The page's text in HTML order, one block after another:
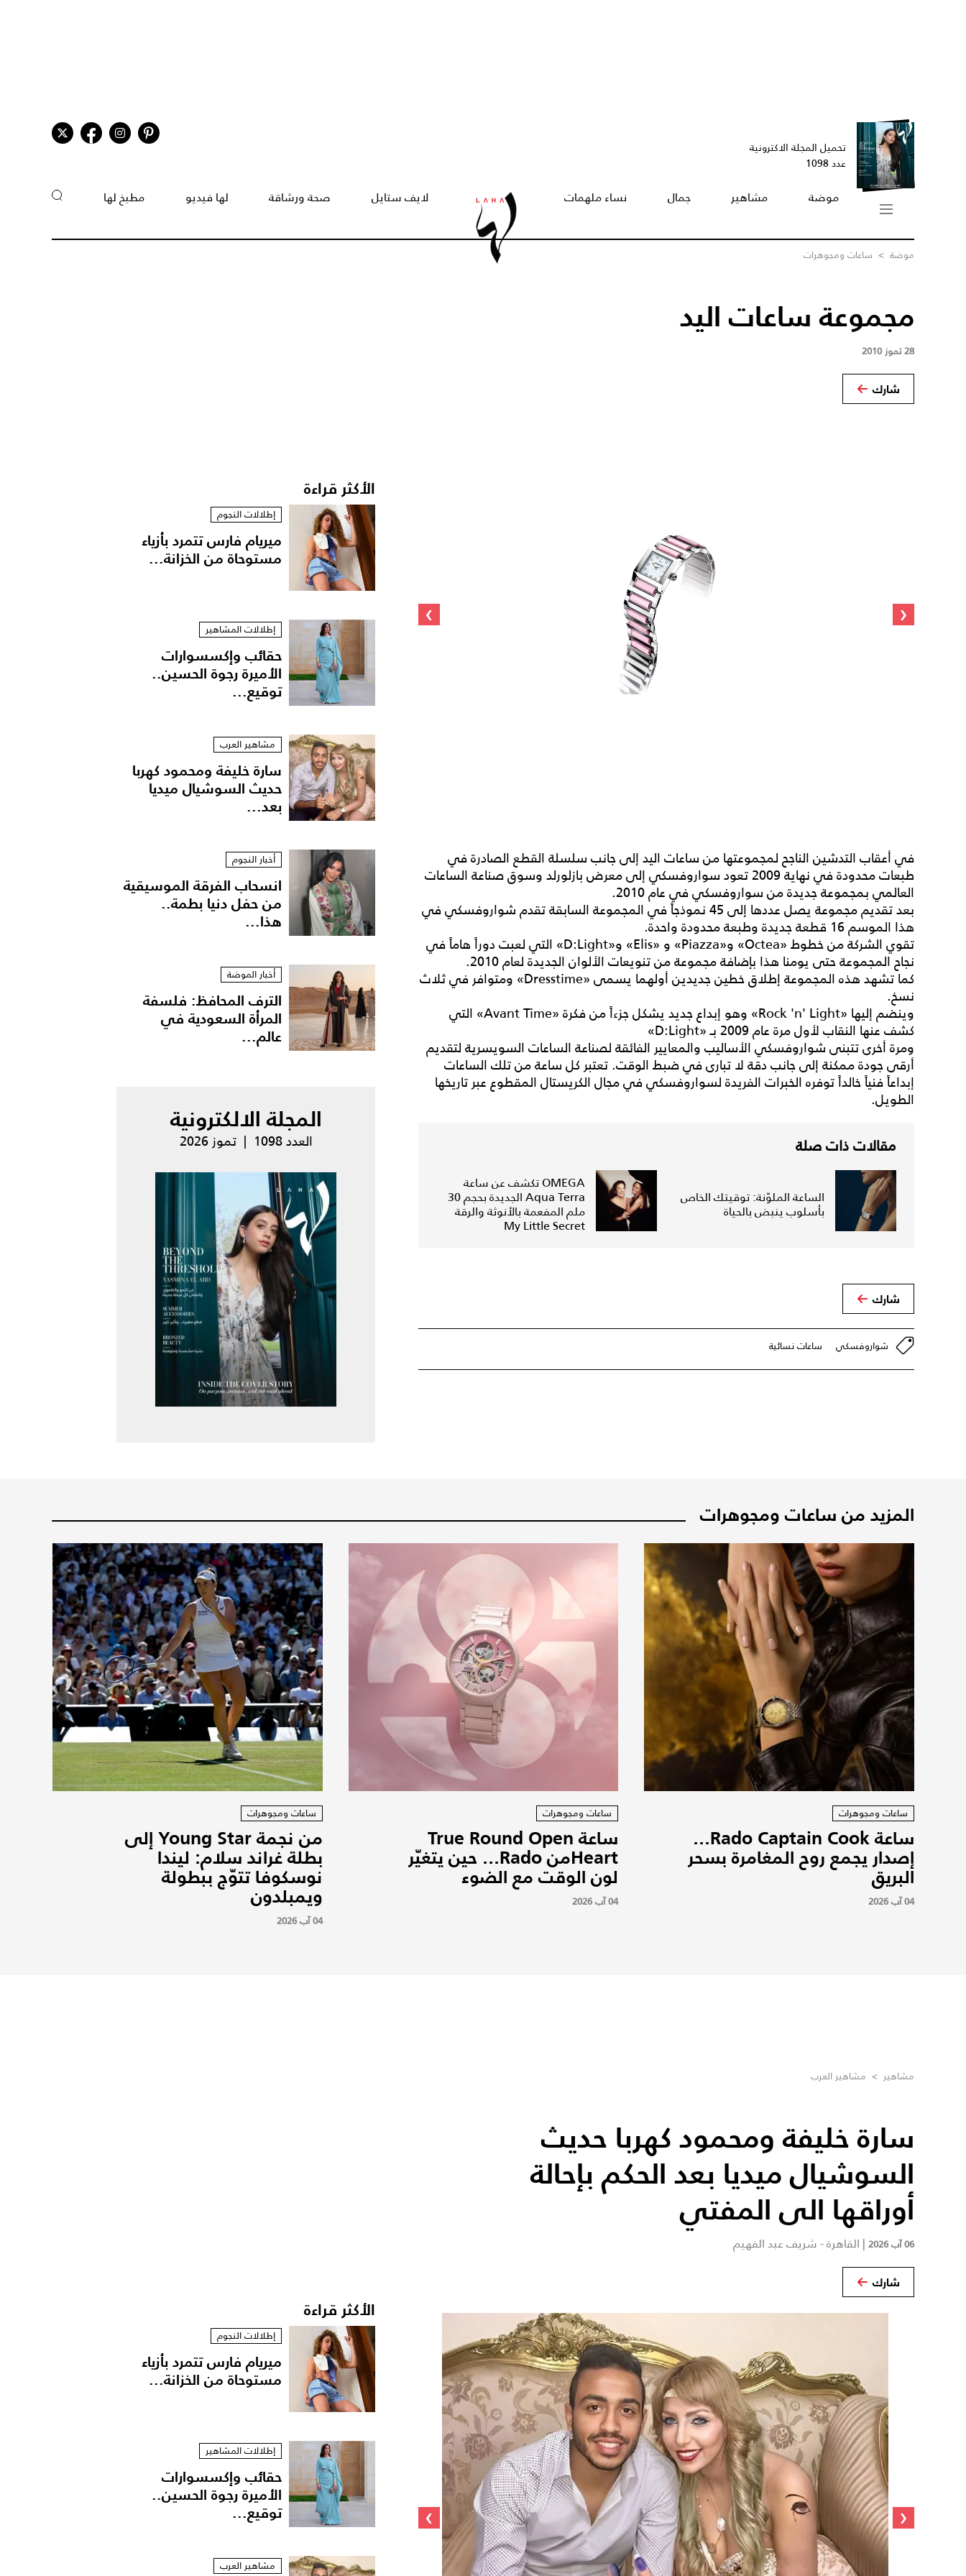
تحميل المجلة الاكترونية
عدد 1098
موضة مشاهير جمال نساء ملهمات لايف ستايل صحة ورشاقة لها فيديو مطبخ لها
موضة > ساعات ومجوهرات
مجموعة ساعات اليد
28 تموز 2010
شارك
‹
›
في أعقاب التدشين الناجح لمجموعتها من ساعات اليد إلى جانب سلسلة القطع الصادرة في
طبعات محدودة في نهاية 2009 تعود سواروفسكي إلى معرض بازلورلد وسوق صناعة الساعات
العالمي بمجموعة جديدة من سواروفسكي في عام 2010.
بعد تقديم مجموعة يصل عددها إلى 45 نموذجاً في المجموعة السابقة تقدم شواروفسكي في
هذا الموسم 16 قطعة جديدة وطبعة محدودة واحدة.
تقوي الشركة من خطوط «Octea» و«Piazza» و «Elis» و«D:Light» التي لعبت دوراً هاماً في
نجاح المجموعة حتى يومنا هذا بإضافة مجموعة من تنويعات الألوان الجديدة لعام 2010.
كما تشهد هذه المجموعة إطلاق خطين جديدين أولهما يسمى «Dresstime» ومتوافر في ثلاث
نسخ.
وينضم إليها «Rock 'n' Light» وهو إبداع جديد يشكل جزءاً من فكرة «Avant Time» التي
كشف عنها النقاب لأول مرة عام 2009 بـ «D:Light»
ومرة أخرى تتبنى شواروفسكي الأساليب والمعايير الفائقة لصناعة الساعات السويسرية لتقديم
أرقى جودة ممكنة إلى جانب دقة لا تبارى في ضبط الوقت. تعتبر كل ساعة من تلك الساعات
إبداعاً فنياً خالداً توفره الخبرات الفريدة لسواروفسكي في مجال الكريستال المقطوع عبر تاريخها
الطويل.
مقالات ذات صلة
الساعة الملوّنة: توقيتك الخاص
بأسلوب ينبض بالحياة
OMEGA تكشف عن ساعة
Aqua Terra الجديدة بحجم 30
ملم المفعمة بالأنوثة والرقة
My Little Secret
شارك
شواروفسكي ساعات نسائية
الأكثر قراءة
إطلالات النجوم
ميريام فارس تتمرد بأزياء
مستوحاة من الخزانة...
إطلالات المشاهير
حقائب وإكسسوارات
الأميرة رجوة الحسين..
توقيع...
مشاهير العرب
سارة خليفة ومحمود كهربا
حديث السوشيال ميديا
بعد...
أخبار النجوم
انسحاب الفرقة الموسيقية
من حفل دنيا بطمة..
هذا...
أخبار الموضة
الترف المحافظ: فلسفة
المرأة السعودية في
عالم...
المجلة الالكترونية
العدد 1098 | تموز 2026
المزيد من ساعات ومجوهرات
ساعات ومجوهرات
ساعة Rado Captain Cook...
إصدار يجمع روح المغامرة بسحر
البريق
04 آب 2026
ساعات ومجوهرات
ساعة True Round Open
Heartمن Rado... حين يتغيّر
لون الوقت مع الضوء
04 آب 2026
ساعات ومجوهرات
من نجمة Young Star إلى
بطلة غراند سلام: ليندا
نوسكوفا تتوّج ببطولة
ويمبلدون
04 آب 2026
مشاهير > مشاهير العرب
سارة خليفة ومحمود كهربا حديث
السوشيال ميديا بعد الحكم بإحالة
أوراقها الى المفتي
06 آب 2026 | القاهرة - شريف عبد الفهيم
شارك
‹
›
الأكثر قراءة
إطلالات النجوم
ميريام فارس تتمرد بأزياء
مستوحاة من الخزانة...
إطلالات المشاهير
حقائب وإكسسوارات
الأميرة رجوة الحسين..
توقيع...
مشاهير العرب